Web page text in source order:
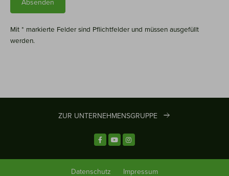
Mit * markierte Felder sind Pflichtfelder und müssen ausgefüllt
werden.
ZUR UNTERNEHMENSGRUPPE
Datenschutz Impressum